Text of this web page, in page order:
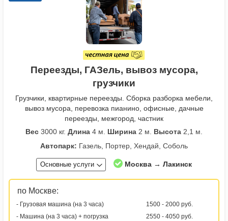
Переезды, ГАЗель, вывоз мусора,
грузчики
Грузчики, квартирные переезды. Сборка разборка мебели,
вывоз мусора, перевозка пианино, офисные, дачные
переезды, межгород, частник
Вес 3000 кг. Длина 4 м. Ширина 2 м. Высота 2,1 м.
Автопарк: Газель, Портер, Хендай, Соболь
Основные услуги Москва → Лакинск
по Москве:
- Грузовая машина (на 3 часа)
1500 - 2000 руб.
- Машина (на 3 часа) + погрузка
2550 - 4050 руб.